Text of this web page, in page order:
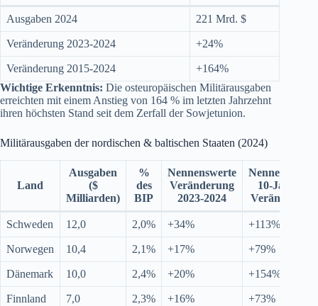
Ausgaben 2024 221 Mrd. $
Veränderung 2023-2024 +24%
Veränderung 2015-2024
+164%
Wichtige Erkenntnis: Die osteuropäischen Militärausgaben
erreichten mit einem Anstieg von 164 % im letzten Jahrzehnt
ihren höchsten Stand seit dem Zerfall der Sowjetunion.
Militärausgaben der nordischen & baltischen Staaten (2024)
Land
Ausgaben
($
Milliarden)
%
des
BIP
Nennenswerte
Veränderung
2023-2024
Nennenswerte
10-Jahres-
Veränderung
Schweden 12,0 2,0% +34% +113%
Norwegen 10,4 2,1% +17% +79%
Dänemark 10,0 2,4% +20% +154%
Finnland 7,0 2,3% +16% +73%